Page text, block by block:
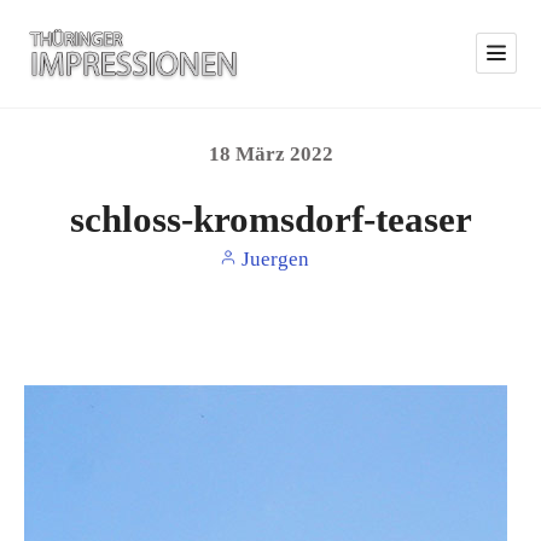
18 März 2022
schloss-kromsdorf-teaser
Juergen